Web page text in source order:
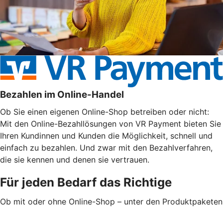
Bezahlen im Online-Handel
Ob Sie einen eigenen Online-Shop betreiben oder nicht:
Mit den Online-Bezahllösungen von VR Payment bieten Sie
Ihren Kundinnen und Kunden die Möglichkeit, schnell und
einfach zu bezahlen. Und zwar mit den Bezahlverfahren,
die sie kennen und denen sie vertrauen.
Für jeden Bedarf das Richtige
Ob mit oder ohne Online-Shop – unter den Produktpaketen